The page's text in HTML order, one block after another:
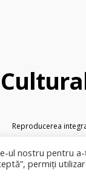
Reproducerea
ul nostru pentru
permiți